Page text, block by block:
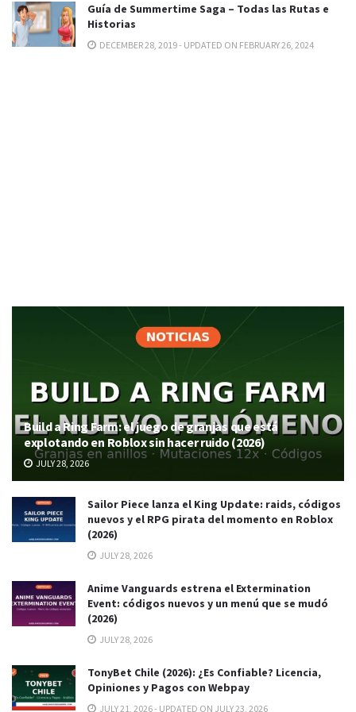
Guía de Summertime Saga – Todas las Rutas e
Historias
DECEMBER 28, 2019 - UPDATED ON FEBRUARY 26, 2024
Build a Ring Farm: el juego de granjas que está
explotando en Roblox sin hacer ruido (2026)
JULY 28, 2026
Sailor Piece lanza el King Update: raids, códigos
nuevos y el RPG pirata del momento en Roblox
(2026)
JULY 28, 2026
Anime Vanguards estrena el Extermination
Event: códigos nuevos y un menú que se mudó
(2026)
JULY 28, 2026
TonyBet Chile (2026): ¿Es Confiable? Licencia,
Opiniones y Pagos con Webpay
JULY 21, 2026 - UPDATED ON JULY 23, 2026